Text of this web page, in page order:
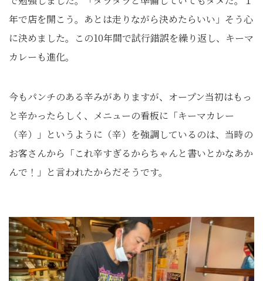
年で店を開こう。あとは走りながら決めたらいい」そう心
に決めました。この10年間で試行錯誤を繰り返し、キーマ
カレーも進化。
今もパンチのある辛みがありますが、オープン当初はもっ
と辛かったらしく、メニューの看板に「キーマカレー
（辛）」というように（辛）を強調しているのは、当時の
お客さんから「これ辛すぎるからちゃんと書いとかなあか
んで！」と言われたからだそうです。